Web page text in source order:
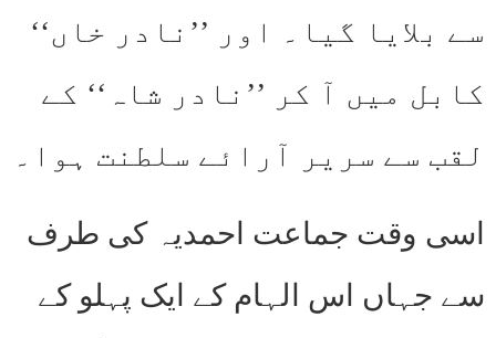
سے بلایا گیا۔ اور ’’نادر خاں‘‘
کابل میں آ کر ’’نادر شاہ‘‘ کے
لقب سے سریر آرائے سلطنت ہوا۔
اسی وقت جماعت احمدیہ کی طرف
سے جہاں اس الہام کے ایک پہلو کے